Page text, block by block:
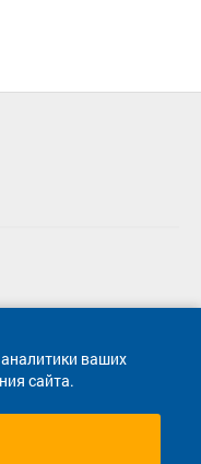
ваших
сайта.
продажи